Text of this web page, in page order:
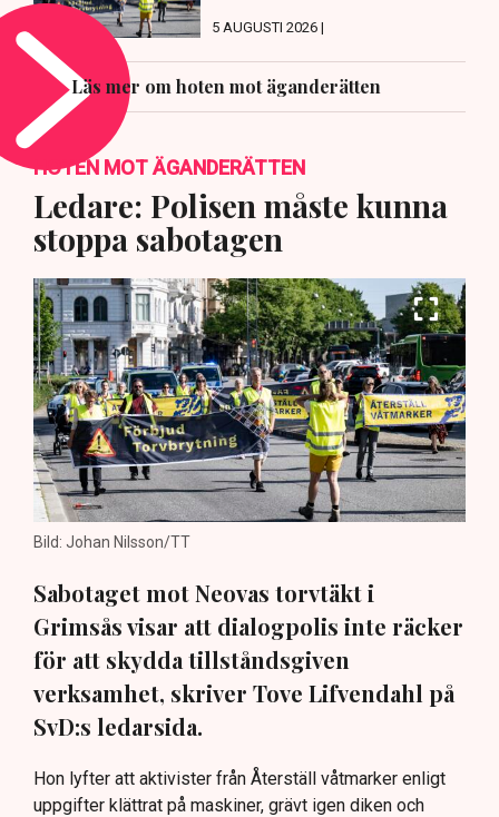
5 AUGUSTI 2026 |
Läs mer om hoten mot äganderätten
HOTEN MOT ÄGANDERÄTTEN
Ledare: Polisen måste kunna
stoppa sabotagen
Bild: Johan Nilsson/TT
Sabotaget mot Neovas torvtäkt i
Grimsås visar att dialogpolis inte räcker
för att skydda tillståndsgiven
verksamhet, skriver Tove Lifvendahl på
SvD:s ledarsida.
Hon lyfter att aktivister från Återställ våtmarker enligt
uppgifter klättrat på maskiner, grävt igen diken och